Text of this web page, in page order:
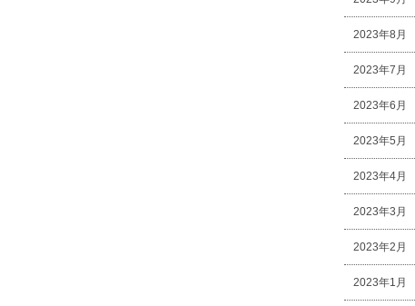
2023年8月
2023年7月
2023年6月
2023年5月
2023年4月
2023年3月
2023年2月
2023年1月